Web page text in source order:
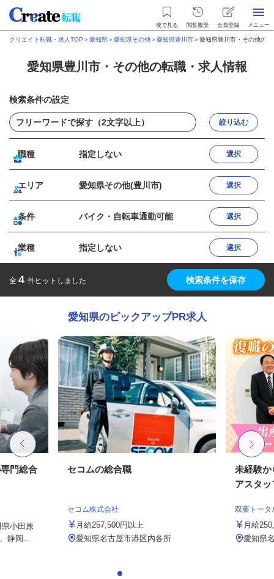
後で見る 閲覧履歴 会員登録 メニュー
クリエイト転職・求人TOP ＞愛知県＞愛知県その他＞愛知県豊川市＞愛知県豊川市・その他の
愛知県豊川市・その他の転職・求人情報
検索条件の設定
絞り込む
職種 指定しない 選択
エリア 愛知県その他(豊川市) 選択
条件 バイク・自転車通勤可能 選択
業種 指定しない 選択
全 4 件ヒットしました 検索条件を保存
愛知県のピックアップPR求人
門総合
小田原
静岡...
セコムの総合職
セコム株式会社
月給257,500円以上
愛知県名古屋市港区内各所
未経験か
アスタッ
双葉トータ
月給
愛知県